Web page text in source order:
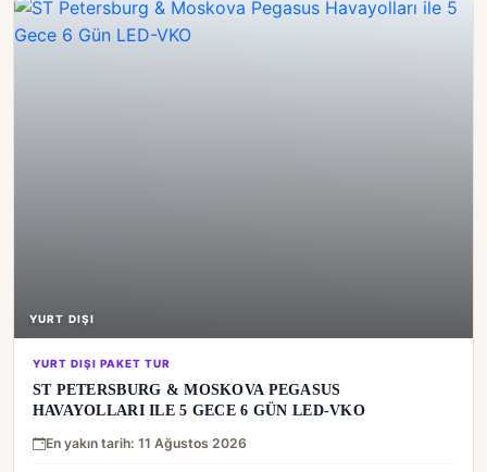
YURT DIŞI
YURT DIŞI PAKET TUR
ST PETERSBURG & MOSKOVA PEGASUS
HAVAYOLLARI ILE 5 GECE 6 GÜN LED-VKO
En yakın tarih: 11 Ağustos 2026